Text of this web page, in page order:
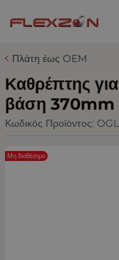
Πλάτη έως OEM
Καθρέπτης
βάση 370mm
Κωδικός Προϊόντος:
Μη διαθέσιμο